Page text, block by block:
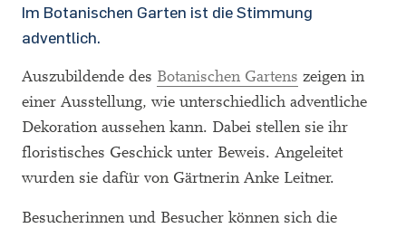
Im Botanischen Garten ist die Stimmung
adventlich.
Auszubildende des Botanischen Gartens zeigen in
einer Ausstellung, wie unterschiedlich adventliche
Dekoration aussehen kann. Dabei stellen sie ihr
floristisches Geschick unter Beweis. Angeleitet
wurden sie dafür von Gärtnerin Anke Leitner.
Besucherinnen und Besucher können sich die